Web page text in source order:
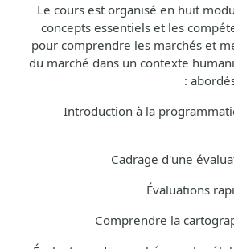
Le cours est organisé en huit
concepts essentiels et les
pour comprendre les marchés et
du marché dans un contexte
Introduction à la
Cadrage d'une
Évaluations
Comprendre la